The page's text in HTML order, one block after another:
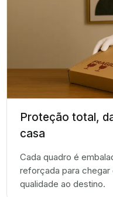
Proteção total,
casa
Cada quadro é
reforçada para
qualidade ao destino.